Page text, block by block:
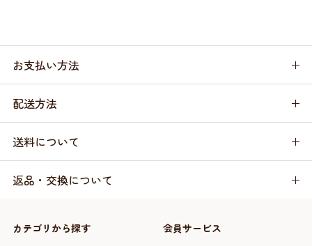
お支払い方法
配送方法
送料について
返品・交換について
カテゴリから探す 会員サービス